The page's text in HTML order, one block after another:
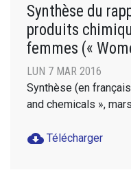
Synthèse du
produits
femmes («
LUN 7 MAR 2016
Synthèse (en
and chemicals »,
cloud_download Télécharger